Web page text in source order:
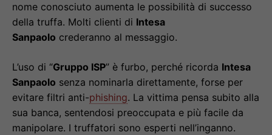
nome conosciuto aumenta le possibilità di successo
della truffa. Molti clienti di Intesa
Sanpaolo crederanno al messaggio.
L’uso di “Gruppo ISP” è furbo, perché ricorda Intesa
Sanpaolo senza nominarla direttamente, forse per
evitare filtri anti-phishing. La vittima pensa subito alla
sua banca, sentendosi preoccupata e più facile da
manipolare. I truffatori sono esperti nell’inganno.